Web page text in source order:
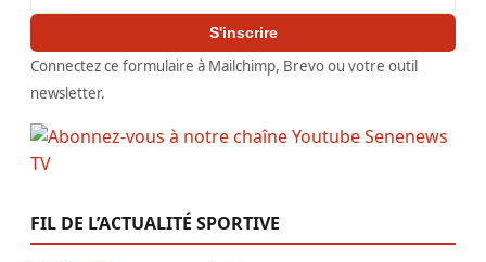
S'inscrire
Connectez ce formulaire à Mailchimp, Brevo ou votre outil
newsletter.
FIL DE L’ACTUALITÉ SPORTIVE